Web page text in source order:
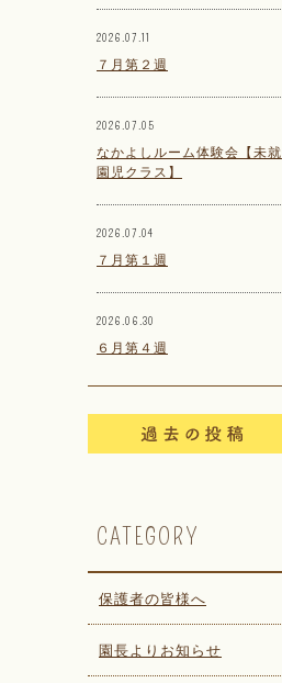
2026.07.11
７月第２週
2026.07.05
なかよしルーム体験会【未就
園児クラス】
2026.07.04
７月第１週
2026.06.30
６月第４週
CATEGORY
保護者の皆様へ
園長よりお知らせ